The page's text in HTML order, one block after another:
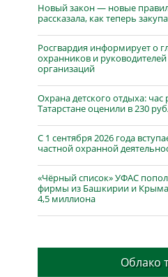
Новый закон — новые
рассказала, как теперь
Росгвардия информирует о
охранников и
организаций
Охрана детского отдыха: час
Татарстане оценили в 230
С 1 сентября 2026 года
частной охранной
«Чёрный список» УФАС
фирмы из Башкирии и Крыма
4,5 миллиона
Облако